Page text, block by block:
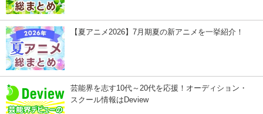
【夏アニメ2026】7月期夏の新アニメを一挙紹介！
芸能界を志す10代～20代を応援！オーディション・
スクール情報はDeview